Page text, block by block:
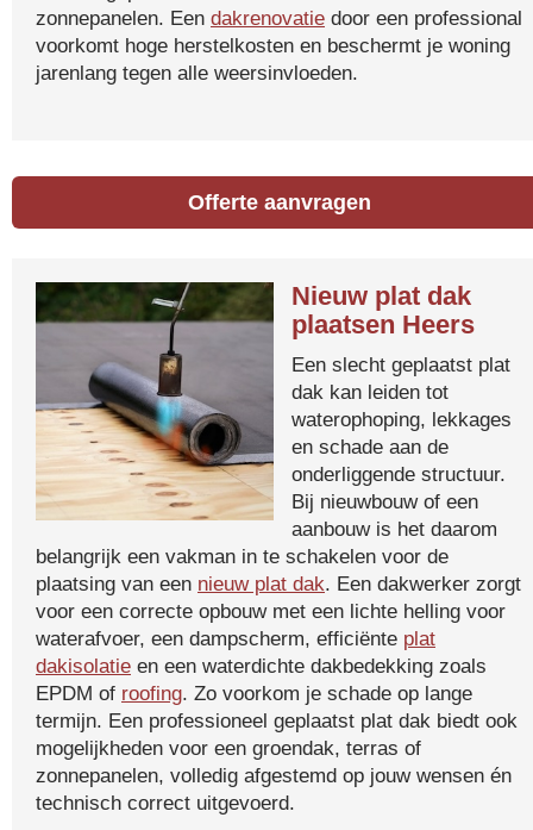
zonnepanelen. Een dakrenovatie door een professional
voorkomt hoge herstelkosten en beschermt je woning
jarenlang tegen alle weersinvloeden.
Offerte aanvragen
Nieuw plat dak
plaatsen Heers
Een slecht geplaatst plat
dak kan leiden tot
waterophoping, lekkages
en schade aan de
onderliggende structuur.
Bij nieuwbouw of een
aanbouw is het daarom
belangrijk een vakman in te schakelen voor de
plaatsing van een nieuw plat dak. Een dakwerker zorgt
voor een correcte opbouw met een lichte helling voor
waterafvoer, een dampscherm, efficiënte plat
dakisolatie en een waterdichte dakbedekking zoals
EPDM of roofing. Zo voorkom je schade op lange
termijn. Een professioneel geplaatst plat dak biedt ook
mogelijkheden voor een groendak, terras of
zonnepanelen, volledig afgestemd op jouw wensen én
technisch correct uitgevoerd.